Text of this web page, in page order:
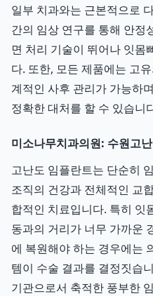
일부 치과와는 근본적으로
간의 임상 연구를 통해 안정
면 처리 기술이 뛰어나 잇몸
다. 또한, 모든 제품에는 고
계적인 사후 관리가 가능하
정확한 대처를 할 수 있습니
미소나무치과의원: 수원고
고난도 임플란트는 단순히
조직의 건강과 전체적인 교
합적인 치료입니다. 특히 잇
동과의 거리가 너무 가까운
에 복원해야 하는 경우에는
템이 수술 결과를 결정짓습
기관으로서 축적한 풍부한